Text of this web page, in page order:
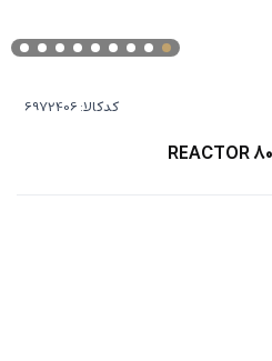
کدکالا: